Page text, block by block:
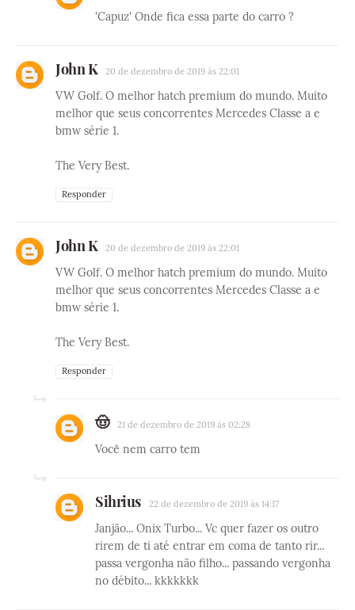
'Capuz' Onde fica essa parte do carro ?
John K 20 de dezembro de 2019 às 22:01
VW Golf. O melhor hatch premium do mundo. Muito
melhor que seus concorrentes Mercedes Classe a e
bmw série 1.
The Very Best.
Responder
John K 20 de dezembro de 2019 às 22:01
VW Golf. O melhor hatch premium do mundo. Muito
melhor que seus concorrentes Mercedes Classe a e
bmw série 1.
The Very Best.
Responder
🤠 21 de dezembro de 2019 às 02:28
Você nem carro tem
Sihrius 22 de dezembro de 2019 às 14:17
Janjão... Onix Turbo... Vc quer fazer os outro
rirem de ti até entrar em coma de tanto rir...
passa vergonha não filho... passando vergonha
no débito... kkkkkkk